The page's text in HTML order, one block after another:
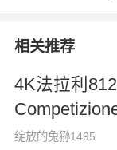
相关推荐
4K法拉利812
篷版）｜霜
绽放的兔狲1495